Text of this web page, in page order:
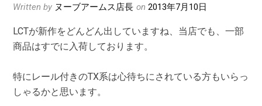
Written by ヌーブアームス店長 on2013年7月10日
LCTが新作をどんどん出していますね、当店でも、一部
商品はすでに入荷しております。
特にレール付きのTX系は心待ちにされている方もいらっ
しゃるかと思います。